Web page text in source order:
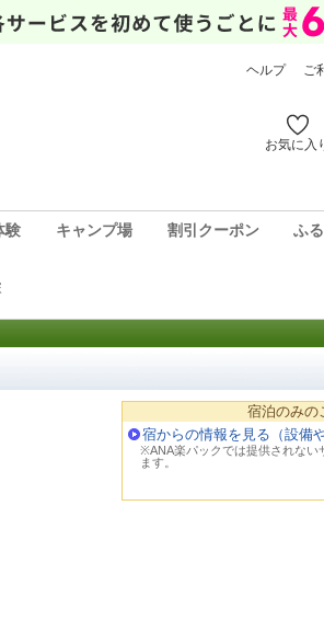
ヘルプ ご
お気に入
験 キャンプ場 割引クーポン ふ
宿泊のみの
宿からの情報を見る（設備
※ANA楽パックでは提供されない
ます。